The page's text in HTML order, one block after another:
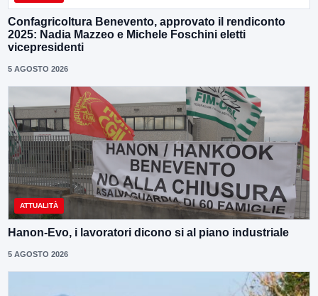
Confagricoltura Benevento, approvato il rendiconto
2025: Nadia Mazzeo e Michele Foschini eletti
vicepresidenti
5 AGOSTO 2026
ATTUALITÀ
Hanon-Evo, i lavoratori dicono si al piano industriale
5 AGOSTO 2026